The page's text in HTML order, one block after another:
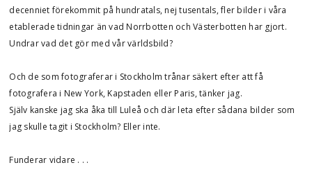
decenniet förekommit på hundratals, nej tusentals, fler bilder i våra
etablerade tidningar än vad Norrbotten och Västerbotten har gjort.
Undrar vad det gör med vår världsbild?
Och de som fotograferar i Stockholm trånar säkert efter att få
fotografera i New York, Kapstaden eller Paris, tänker jag.
Själv kanske jag ska åka till Luleå och där leta efter sådana bilder som
jag skulle tagit i Stockholm? Eller inte.
Funderar vidare . . .